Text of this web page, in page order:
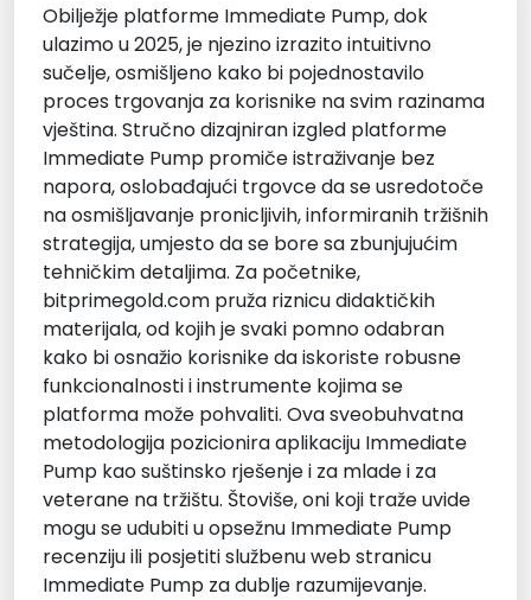
Obilježje platforme Immediate Pump, dok
ulazimo u 2025, je njezino izrazito intuitivno
sučelje, osmišljeno kako bi pojednostavilo
proces trgovanja za korisnike na svim razinama
vještina. Stručno dizajniran izgled platforme
Immediate Pump promiče istraživanje bez
napora, oslobađajući trgovce da se usredotoče
na osmišljavanje pronicljivih, informiranih tržišnih
strategija, umjesto da se bore sa zbunjujućim
tehničkim detaljima. Za početnike,
bitprimegold.com pruža riznicu didaktičkih
materijala, od kojih je svaki pomno odabran
kako bi osnažio korisnike da iskoriste robusne
funkcionalnosti i instrumente kojima se
platforma može pohvaliti. Ova sveobuhvatna
metodologija pozicionira aplikaciju Immediate
Pump kao suštinsko rješenje i za mlade i za
veterane na tržištu. Štoviše, oni koji traže uvide
mogu se udubiti u opsežnu Immediate Pump
recenziju ili posjetiti službenu web stranicu
Immediate Pump za dublje razumijevanje.